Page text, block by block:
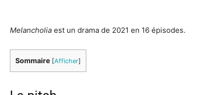
Melancholia est un drama de 2021 en 16 épisodes.
Sommaire [Afficher]